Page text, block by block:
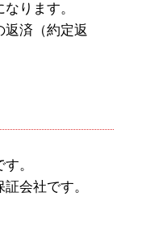
ります。
返済（約定返
。
会社です。